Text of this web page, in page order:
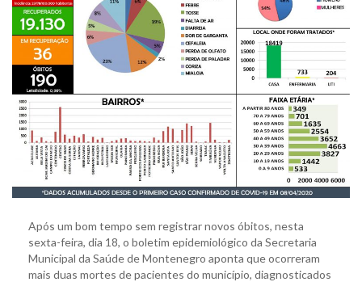
Após um bom tempo sem registrar novos óbitos, nesta
sexta-feira, dia 18, o boletim epidemiológico da Secretaria
Municipal da Saúde de Montenegro aponta que ocorreram
mais duas mortes de pacientes do município, diagnosticados